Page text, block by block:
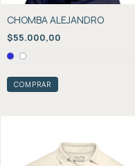
CHOMBA ALEJANDRO
$55.000,00
COMPRAR